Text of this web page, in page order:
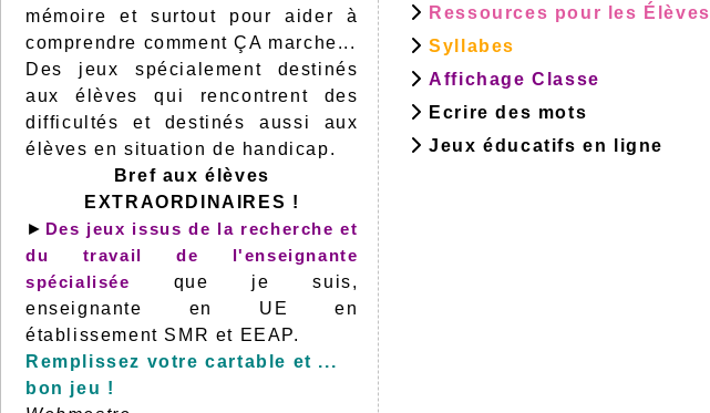
mémoire et surtout pour aider à
comprendre comment ÇA marche...
Des jeux spécialement destinés
aux élèves qui rencontrent des
difficultés et destinés aussi aux
élèves en situation de handicap.
Bref aux élèves
EXTRAORDINAIRES !
► Des jeux issus de la recherche et
du travail de l'enseignante
spécialisée que je suis,
enseignante en UE en
établissement SMR et EEAP.
Remplissez votre cartable et ...
bon jeu !
Ressources pour les Élèves
Syllabes
Affichage Classe
Ecrire des mots
Jeux éducatifs en ligne